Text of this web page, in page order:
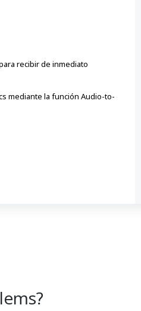
recibir de inmediato
mediante la función Audio-to-